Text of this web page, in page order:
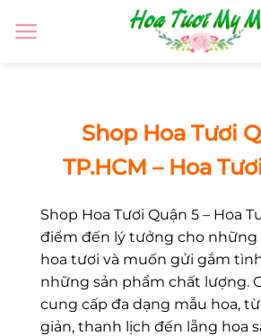
đến
Shop Hoa Tươi
TP.HCM – Hoa
Shop Hoa Tươi Quận 5 – Hoa
điểm đến lý tưởng cho những
hoa tươi và muốn gửi gắm
những sản phẩm chất lượng.
cung cấp đa dạng mẫu hoa,
giản, thanh lịch đến lẵng hoa